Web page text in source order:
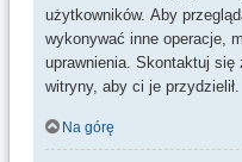
użytkowników. Aby
wykonywać inne operacje,
uprawnienia. Skontaktuj się
witryny, aby ci je przydzielił.
Na górę